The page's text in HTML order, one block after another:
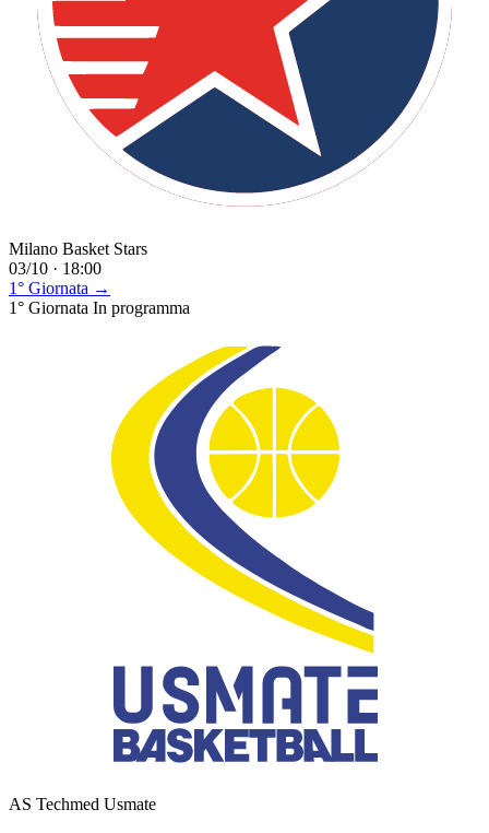
Milano Basket Stars
03/10 · 18:00
1° Giornata →
1° Giornata In programma
AS Techmed Usmate